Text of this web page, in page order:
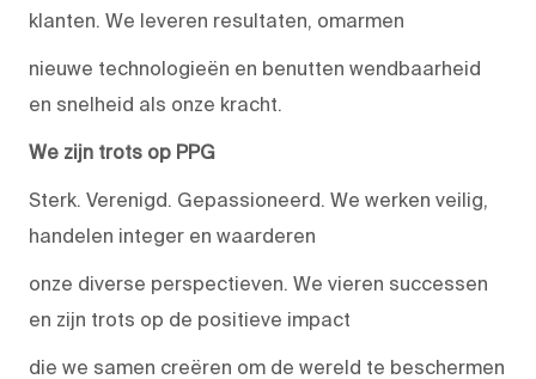
klanten. We leveren resultaten, omarmen
nieuwe technologieën en benutten wendbaarheid
en snelheid als onze kracht.
We zijn trots op PPG
Sterk. Verenigd. Gepassioneerd. We werken veilig,
handelen integer en waarderen
onze diverse perspectieven. We vieren successen
en zijn trots op de positieve impact
die we samen creëren om de wereld te beschermen